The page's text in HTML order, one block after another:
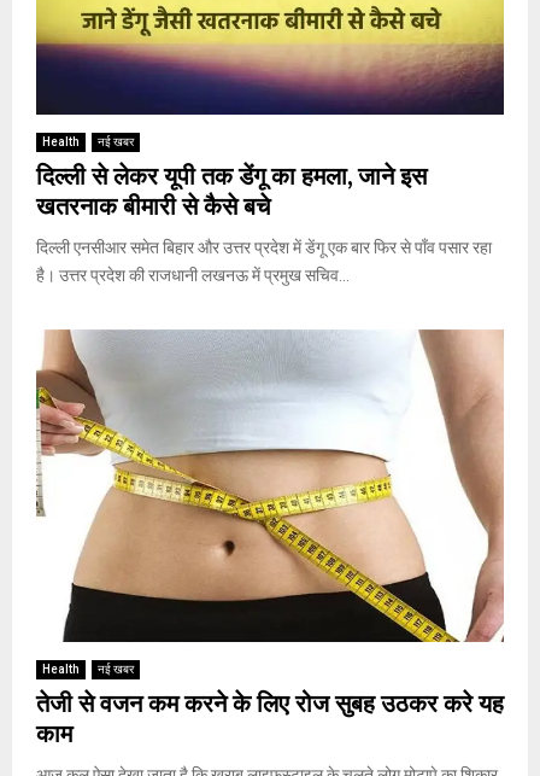
Health नई खबर
दिल्ली से लेकर यूपी तक डेंगू का हमला, जाने इस
खतरनाक बीमारी से कैसे बचे
दिल्ली एनसीआर समेत बिहार और उत्तर प्रदेश में डेंगू एक बार फिर से पाँव पसार रहा
है। उत्तर प्रदेश की राजधानी लखनऊ में प्रमुख सचिव...
Health नई खबर
तेजी से वजन कम करने के लिए रोज सुबह उठकर करे यह
काम